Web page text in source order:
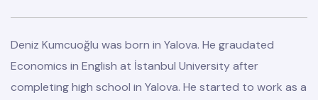
Deniz Kumcuoğlu was born in Yalova. He graudated
Economics in English at İstanbul University after
completing high school in Yalova. He started to work as a